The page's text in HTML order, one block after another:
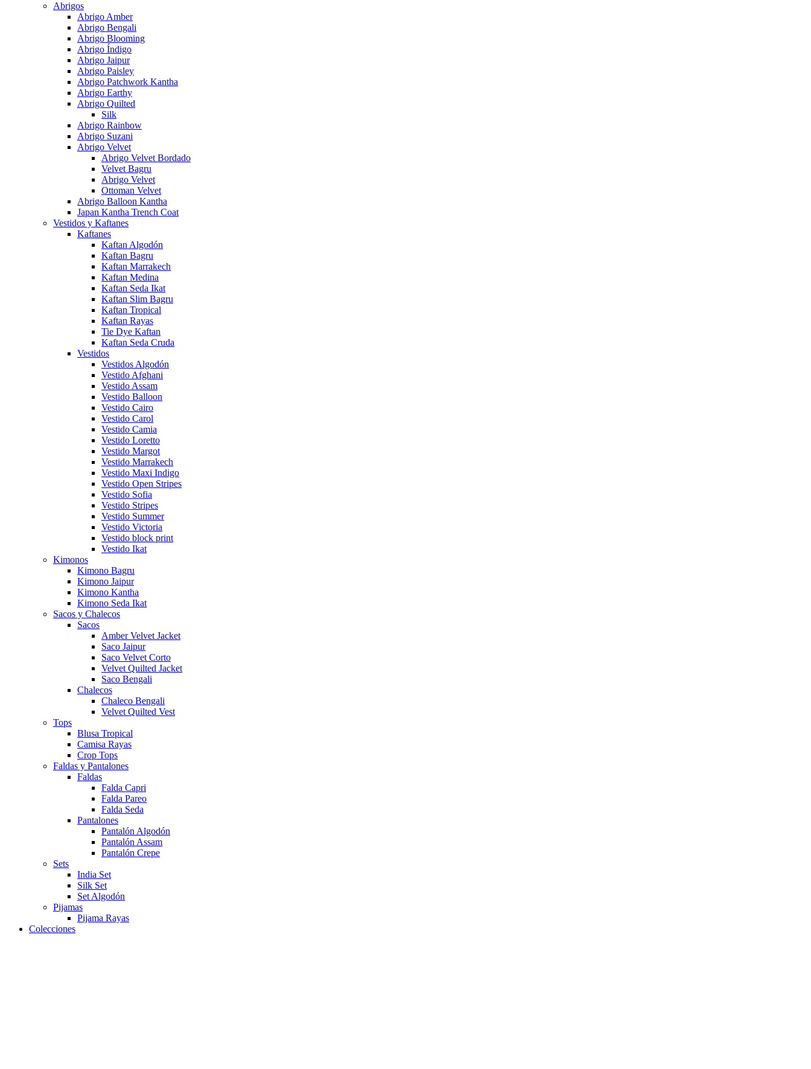
Abrigos
Abrigo Amber
Abrigo Bengali
Abrigo Blooming
Abrigo Índigo
Abrigo Jaipur
Abrigo Paisley
Abrigo Patchwork Kantha
Abrigo Earthy
Abrigo Quilted
Silk
Abrigo Rainbow
Abrigo Suzani
Abrigo Velvet
Abrigo Velvet Bordado
Velvet Bagru
Abrigo Velvet
Ottoman Velvet
Abrigo Balloon Kantha
Japan Kantha Trench Coat
Vestidos y Kaftanes
Kaftanes
Kaftan Algodón
Kaftan Bagru
Kaftan Marrakech
Kaftan Medina
Kaftan Seda Ikat
Kaftan Slim Bagru
Kaftan Tropical
Kaftan Rayas
Tie Dye Kaftan
Kaftan Seda Cruda
Vestidos
Vestidos Algodón
Vestido Afghani
Vestido Assam
Vestido Balloon
Vestido Cairo
Vestido Carol
Vestido Camia
Vestido Loretto
Vestido Margot
Vestido Marrakech
Vestido Maxi Indigo
Vestido Open Stripes
Vestido Sofia
Vestido Stripes
Vestido Summer
Vestido Victoria
Vestido block print
Vestido Ikat
Kimonos
Kimono Bagru
Kimono Jaipur
Kimono Kantha
Kimono Seda Ikat
Sacos y Chalecos
Sacos
Amber Velvet Jacket
Saco Jaipur
Saco Velvet Corto
Velvet Quilted Jacket
Saco Bengali
Chalecos
Chaleco Bengali
Velvet Quilted Vest
Tops
Blusa Tropical
Camisa Rayas
Crop Tops
Faldas y Pantalones
Faldas
Falda Capri
Falda Pareo
Falda Seda
Pantalones
Pantalón Algodón
Pantalón Assam
Pantalón Crepe
Sets
India Set
Silk Set
Set Algodón
Pijamas
Pijama Rayas
Colecciones